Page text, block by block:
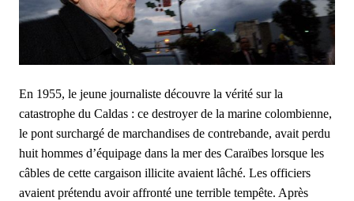
En 1955, le jeune journaliste découvre la vérité sur la
catastrophe du Caldas : ce destroyer de la marine colombienne,
le pont surchargé de marchandises de contrebande, avait perdu
huit hommes d’équipage dans la mer des Caraïbes lorsque les
câbles de cette cargaison illicite avaient lâché. Les officiers
avaient prétendu avoir affronté une terrible tempête. Après